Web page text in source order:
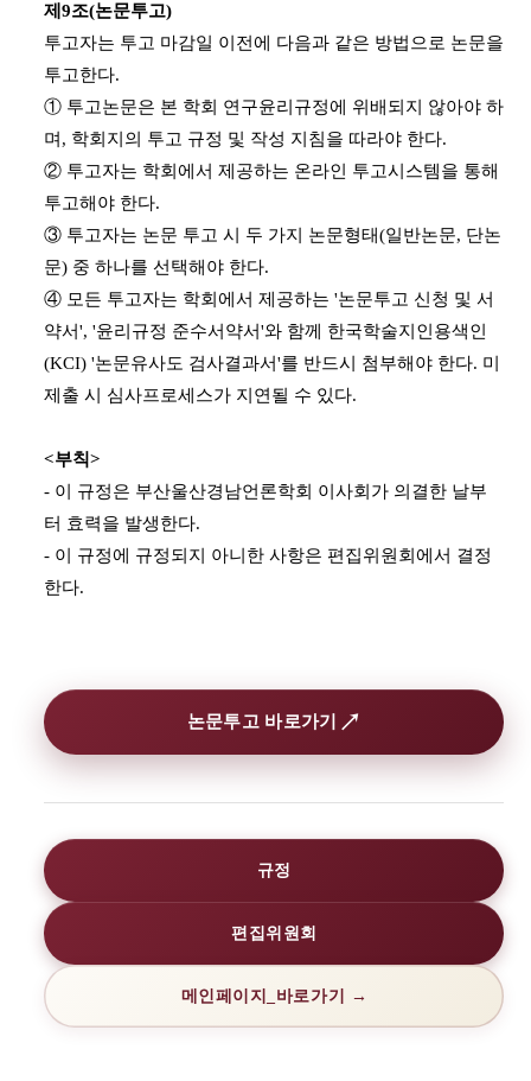
제9조(논문투고)
투고자는 투고 마감일 이전에 다음과 같은 방법으로 논문을
투고한다.
① 투고논문은 본 학회 연구윤리규정에 위배되지 않아야 하
며, 학회지의 투고 규정 및 작성 지침을 따라야 한다.
② 투고자는 학회에서 제공하는 온라인 투고시스템을 통해
투고해야 한다.
③ 투고자는 논문 투고 시 두 가지 논문형태(일반논문, 단논
문) 중 하나를 선택해야 한다.
④ 모든 투고자는 학회에서 제공하는 '논문투고 신청 및 서
약서', '윤리규정 준수서약서'와 함께 한국학술지인용색인
(KCI) '논문유사도 검사결과서'를 반드시 첨부해야 한다. 미
제출 시 심사프로세스가 지연될 수 있다.
<부칙>
- 이 규정은 부산울산경남언론학회 이사회가 의결한 날부
터 효력을 발생한다.
- 이 규정에 규정되지 아니한 사항은 편집위원회에서 결정
한다.
논문투고 바로가기 ↗
규정
편집위원회
메인페이지_바로가기 →